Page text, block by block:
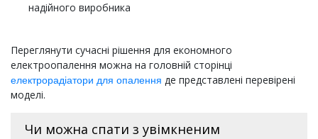
надійного виробника
Переглянути сучасні рішення для економного
електроопалення можна на головній сторінці
електрорадіатори для опалення де представлені перевірені
моделі.
Чи можна спати з увімкненим